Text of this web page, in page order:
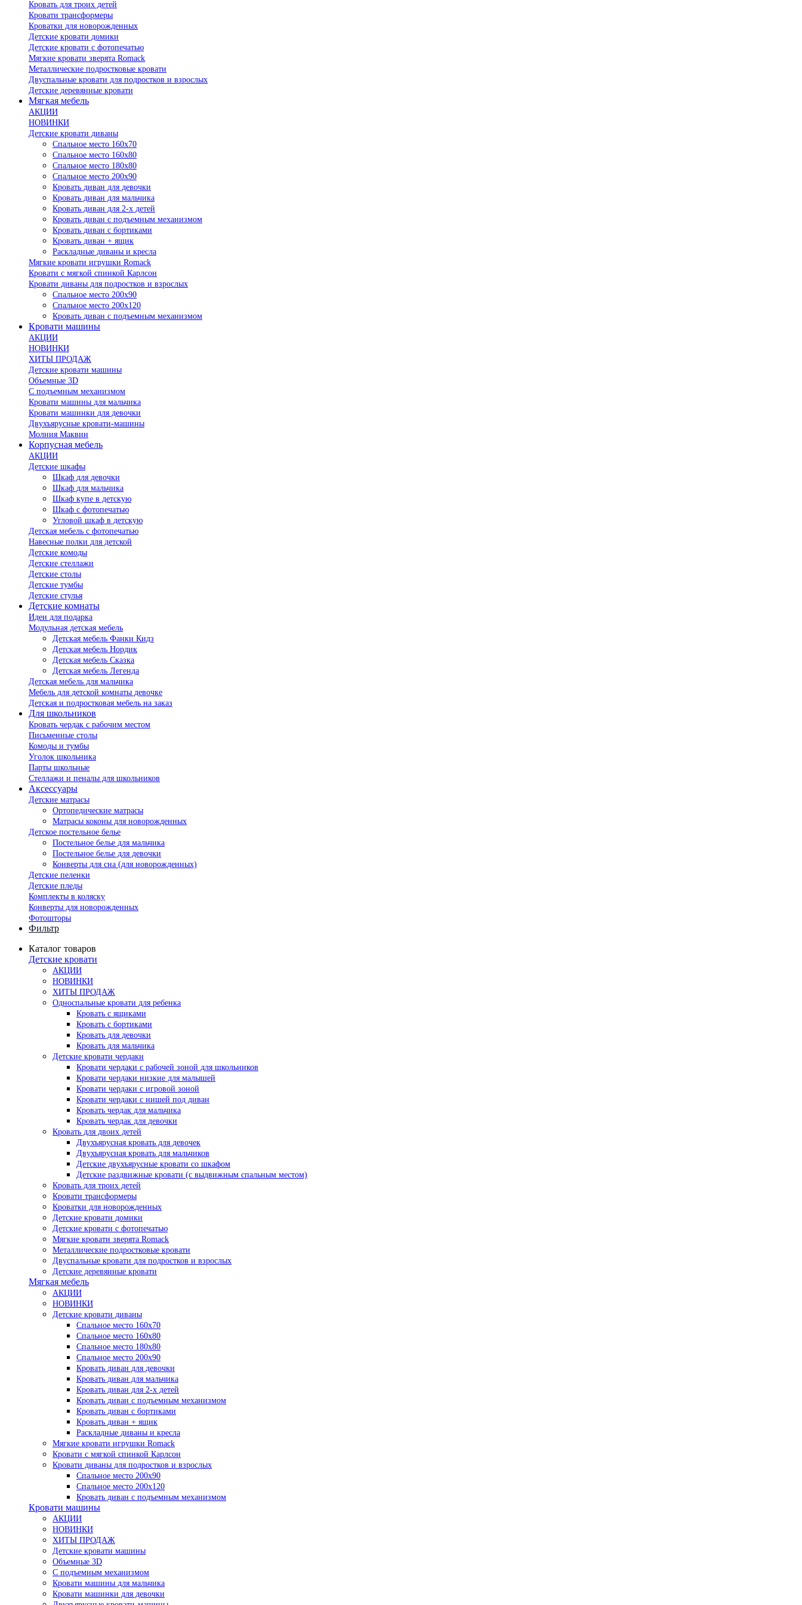
Кровать для троих детей
Кровати трансформеры
Кроватки для новорожденных
Детские кровати домики
Детские кровати с фотопечатью
Мягкие кровати зверята Romack
Металлические подростковые кровати
Двуспальные кровати для подростков и взрослых
Детские деревянные кровати
Мягкая мебель
АКЦИИ
НОВИНКИ
Детские кровати диваны
Спальное место 160х70
Спальное место 160х80
Спальное место 180х80
Спальное место 200х90
Кровать диван для девочки
Кровать диван для мальчика
Кровать диван для 2-х детей
Кровать диван с подъемным механизмом
Кровать диван с бортиками
Кровать диван + ящик
Раскладные диваны и кресла
Мягкие кровати игрушки Romack
Кровати с мягкой спинкой Карлсон
Кровати диваны для подростков и взрослых
Спальное место 200х90
Спальное место 200х120
Кровать диван с подъемным механизмом
Кровати машины
АКЦИИ
НОВИНКИ
ХИТЫ ПРОДАЖ
Детские кровати машины
Объемные 3D
С подъемным механизмом
Кровати машины для мальчика
Кровати машинки для девочки
Двухъярусные кровати-машины
Молния Маквин
Корпусная мебель
АКЦИИ
Детские шкафы
Шкаф для девочки
Шкаф для мальчика
Шкаф купе в детскую
Шкаф с фотопечатью
Угловой шкаф в детскую
Детская мебель с фотопечатью
Навесные полки для детской
Детские комоды
Детские стеллажи
Детские столы
Детские тумбы
Детские стулья
Детские комнаты
Идеи для подарка
Модульная детская мебель
Детская мебель Фанки Кидз
Детская мебель Нордик
Детская мебель Сказка
Детская мебель Легенда
Детская мебель для мальчика
Мебель для детской комнаты девочке
Детская и подростковая мебель на заказ
Для школьников
Кровать чердак с рабочим местом
Письменные столы
Комоды и тумбы
Уголок школьника
Парты школьные
Стеллажи и пеналы для школьников
Аксессуары
Детские матрасы
Ортопедические матрасы
Матрасы коконы для новорожденных
Детское постельное белье
Постельное белье для мальчика
Постельное белье для девочки
Конверты для сна (для новорожденных)
Детские пеленки
Детские пледы
Комплекты в коляску
Конверты для новорожденных
Фотошторы
Фильтр
Каталог товаров
Детские кровати
АКЦИИ
НОВИНКИ
ХИТЫ ПРОДАЖ
Односпальные кровати для ребенка
Кровать с ящиками
Кровать с бортиками
Кровать для девочки
Кровать для мальчика
Детские кровати чердаки
Кровати чердаки с рабочей зоной для школьников
Кровати чердаки низкие для малышей
Кровати чердаки с игровой зоной
Кровати чердаки с нишей под диван
Кровать чердак для мальчика
Кровать чердак для девочки
Кровать для двоих детей
Двухъярусная кровать для девочек
Двухъярусная кровать для мальчиков
Детские двухъярусные кровати со шкафом
Детские раздвижные кровати (с выдвижным спальным местом)
Кровать для троих детей
Кровати трансформеры
Кроватки для новорожденных
Детские кровати домики
Детские кровати с фотопечатью
Мягкие кровати зверята Romack
Металлические подростковые кровати
Двуспальные кровати для подростков и взрослых
Детские деревянные кровати
Мягкая мебель
АКЦИИ
НОВИНКИ
Детские кровати диваны
Спальное место 160х70
Спальное место 160х80
Спальное место 180х80
Спальное место 200х90
Кровать диван для девочки
Кровать диван для мальчика
Кровать диван для 2-х детей
Кровать диван с подъемным механизмом
Кровать диван с бортиками
Кровать диван + ящик
Раскладные диваны и кресла
Мягкие кровати игрушки Romack
Кровати с мягкой спинкой Карлсон
Кровати диваны для подростков и взрослых
Спальное место 200х90
Спальное место 200х120
Кровать диван с подъемным механизмом
Кровати машины
АКЦИИ
НОВИНКИ
ХИТЫ ПРОДАЖ
Детские кровати машины
Объемные 3D
С подъемным механизмом
Кровати машины для мальчика
Кровати машинки для девочки